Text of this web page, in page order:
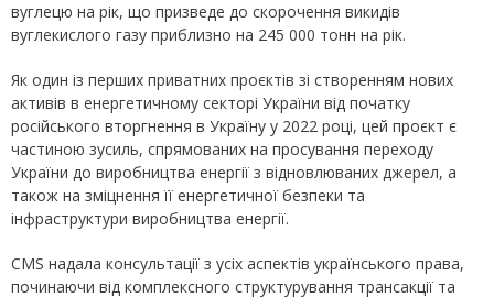
вуглецю на рік, що призведе до скорочення викидів
вуглекислого газу приблизно на 245 000 тонн на рік.
Як один із перших приватних проєктів зі створенням нових
активів в енергетичному секторі України від початку
російського вторгнення в Україну у 2022 році, цей проєкт є
частиною зусиль, спрямованих на просування переходу
України до виробництва енергії з відновлюваних джерел, а
також на зміцнення її енергетичної безпеки та
інфраструктури виробництва енергії.
CMS надала консультації з усіх аспектів українського права,
починаючи від комплексного структурування трансакції та